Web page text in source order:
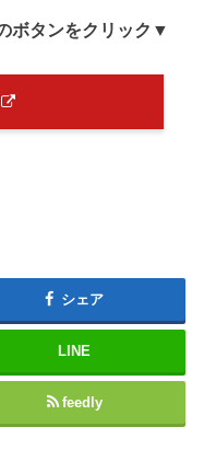
ボタンをクリック ▼
シェア
LINE
feedly